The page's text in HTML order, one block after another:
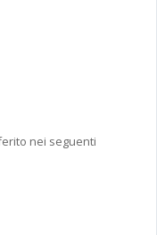
nei seguenti